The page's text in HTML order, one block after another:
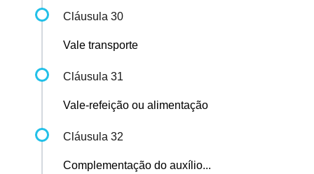
Cláusula 30
Vale transporte
Cláusula 31
Vale-refeição ou alimentação
Cláusula 32
Complementação do auxílio...